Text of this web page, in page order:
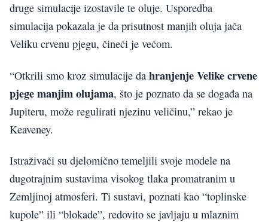
druge simulacije izostavile te oluje. Usporedba
simulacija pokazala je da prisutnost manjih oluja jača
Veliku crvenu pjegu, čineći je većom.
“Otkrili smo kroz simulacije da hranjenje Velike crvene
pjege manjim olujama, što je poznato da se događa na
Jupiteru, može regulirati njezinu veličinu,” rekao je
Keaveney.
Istraživači su djelomično temeljili svoje modele na
dugotrajnim sustavima visokog tlaka promatranim u
Zemljinoj atmosferi. Ti sustavi, poznati kao “toplinske
kupole” ili “blokade”, redovito se javljaju u mlaznim